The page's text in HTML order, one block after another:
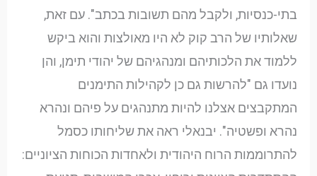
בתי-כנסיות, ולקבל מהם תשובות בכתב". עם זאת,
שאלותיו של הרב קוק לא היו מאולצות והוא ביקש
ללמוד את הלכותיהם ומנהגיהם של יהודי תימן, והן
נועדו גם "להרשות גם כן לקהילות התימנים
המתקבצים אצלנו להיות מתנהגים על פיהם ונהרא
נהרא ופשטיה". יבנאלי ראה את שליחותו כסמל
להתרוממות הרוח היהודית ולאחדות הכוחות הציוניים: